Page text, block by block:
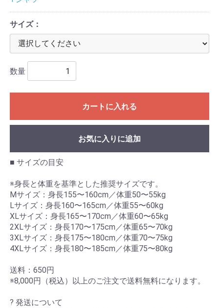
サイズ：
数量
カートに入れる
お気に入りに追加
■ サイズの目安
※身長と体重を基準とした推奨サイズです。
Mサイズ：身長155〜160cm／体重50〜55kg
Lサイズ：身長160〜165cm／体重55〜60kg
XLサイズ：身長165〜170cm／体重60〜65kg
2XLサイズ：身長170〜175cm／体重65〜70kg
3XLサイズ：身長175〜180cm／体重70〜75kg
4XLサイズ：身長180〜185cm／体重75〜80kg
送料：650円
※8,000円（税込）以上のご注文で送料無料になります。
? 発送について